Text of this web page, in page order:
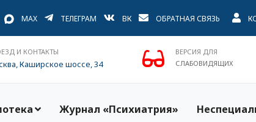
MAX ТЕЛЕГРАМ ВК ОБРАТНАЯ СВЯЗЬ
И КОНТАКТЫ
Каширское шоссе, 34
ВЕРСИЯ ДЛЯ
СЛАБОВИДЯЩИХ
Журнал «Психиатрия»